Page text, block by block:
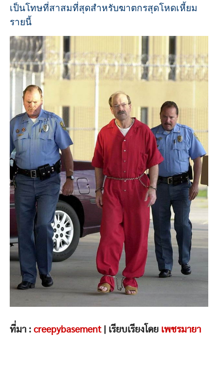
เป็นโทษที่สาสมที่สุดสำหรับฆาตกรสุดโหดเหี้ยม
รายนี้
ที่มา : creepybasement| เรียบเรียงโดย เพชรมายา